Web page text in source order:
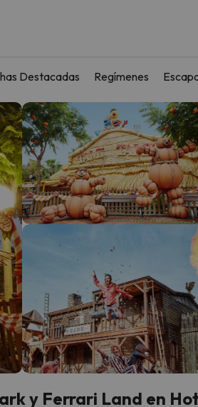
Destacadas Regímenes
y Ferrari Land en